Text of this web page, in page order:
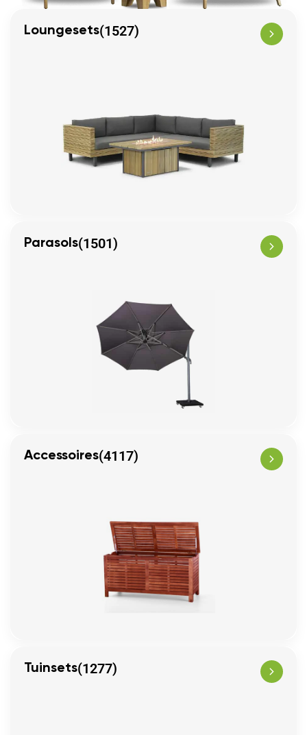
Loungesets(1527)
Parasols(1501)
Accessoires(4117)
Tuinsets(1277)